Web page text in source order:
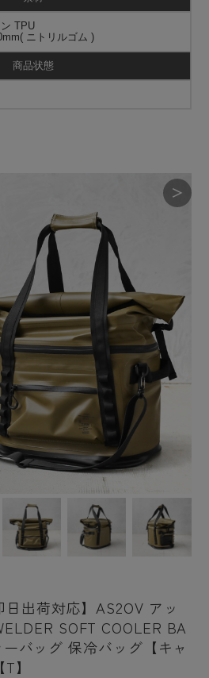
TPU
ニトリルゴム )
商品状態
＞
出荷対応】AS2OV アッ
SOFT COOLER BA
バッグ 保冷バッグ【キャ
】